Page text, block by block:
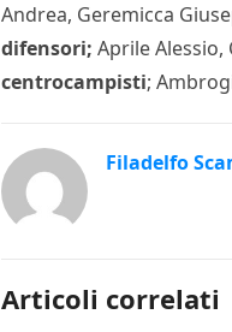
Andrea, Geremicca
difensori; Aprile Alessio,
centrocampisti;
Filadelfo
Articoli correlati